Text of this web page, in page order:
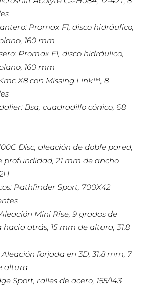
Promax F1, disco hidráulico,
160 mm
Promax F1, disco hidráulico,
160 mm
X8 con Missing Link™, 8
Bsa, cuadradillo cónico, 68
Disc, aleación de doble pared,
profundidad, 21 mm de ancho
Pathfinder Sport, 700X42
Mini Rise, 9 grados de
atrás, 15 mm de altura, 31.8
forjada en 3D, 31.8 mm, 7
altura
Sport, raíles de acero, 155/143